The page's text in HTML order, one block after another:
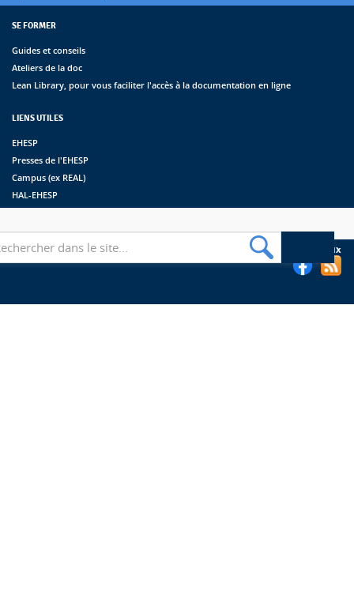
SE FORMER
Guides et conseils
Ateliers de la doc
Lean Library, pour vous faciliter l'accès à la documentation en ligne
LIENS UTILES
EHESP
Presses de l'EHESP
Campus (ex REAL)
HAL-EHESP
Suivez les bibliothèques de l'EHESP sur les réseaux sociaux